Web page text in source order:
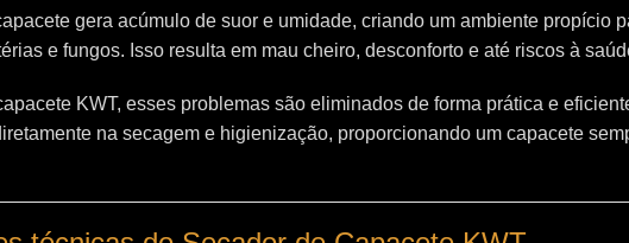
gera acúmulo de suor e umidade, criando um ambiente propício
e fungos. Isso resulta em mau cheiro, desconforto e até riscos à
KWT, esses problemas são eliminados de forma prática e
na secagem e higienização, proporcionando um capacete